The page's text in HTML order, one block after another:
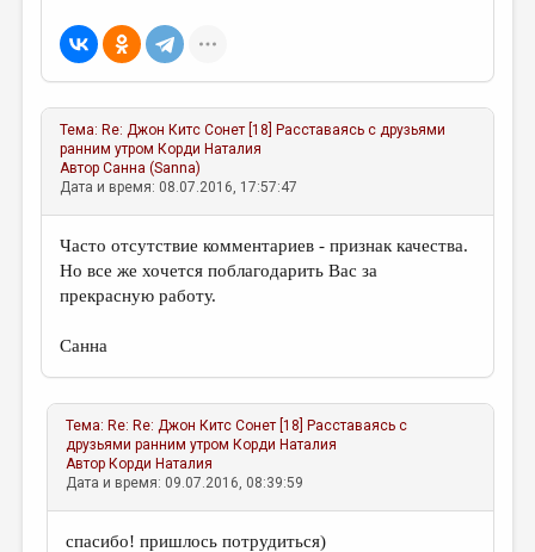
Тема: Re: Джон Китс Сонет [18] Расставаясь с друзьями
ранним утром Корди Наталия
АвторСанна (Sanna)
Дата и время: 08.07.2016, 17:57:47
Часто отсутствие комментариев - признак качества.
Но все же хочется поблагодарить Вас за
прекрасную работу.
Санна
Тема: Re: Re: Джон Китс Сонет [18] Расставаясь с
друзьями ранним утром Корди Наталия
Автор Корди Наталия
Дата и время: 09.07.2016, 08:39:59
спасибо! пришлось потрудиться)